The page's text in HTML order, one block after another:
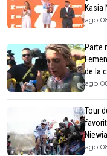
Kasia
ago
Parte
de la
ago
Tour
ago